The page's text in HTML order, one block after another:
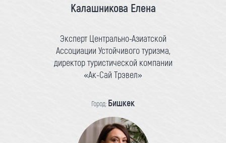
Калашникова Елена
Эксперт Центрально-Азиатской
Ассоциации Устойчивого туризма,
директор туристической компании
«Ак-Сай Трэвел»
Город: Бишкек